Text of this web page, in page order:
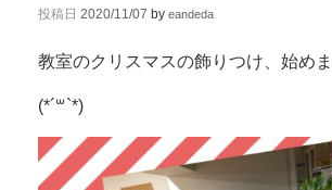
投稿日 2020/11/07 by eandeda
教室のクリスマスの飾りつけ、始めま
(*´꒳`*)